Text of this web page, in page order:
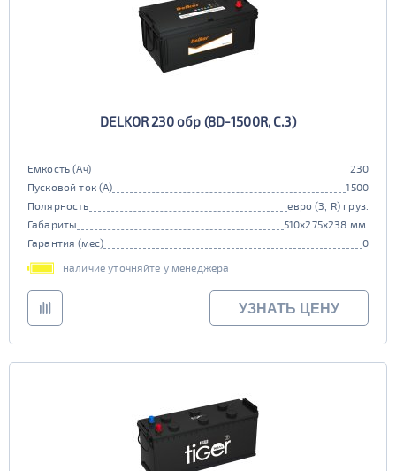
DELKOR 230 обр (8D-1500R, C.3)
Емкость (Ач)
230
Пусковой ток (А)
1500
Полярность
евро (3, R) груз.
Габариты
510x275x238 мм.
Гарантия (мес)
0
наличие уточняйте у менеджера
УЗНАТЬ ЦЕНУ